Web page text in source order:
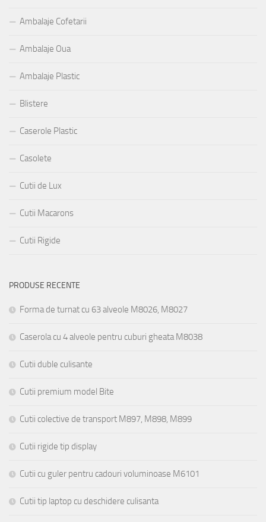
Ambalaje Cofetarii
Ambalaje Oua
Ambalaje Plastic
Blistere
Caserole Plastic
Casolete
Cutii de Lux
Cutii Macarons
Cutii Rigide
PRODUSE RECENTE
Forma de turnat cu 63 alveole M8026, M8027
Caserola cu 4 alveole pentru cuburi gheata M8038
Cutii duble culisante
Cutii premium model Bite
Cutii colective de transport M897, M898, M899
Cutii rigide tip display
Cutii cu guler pentru cadouri voluminoase M6101
Cutii tip laptop cu deschidere culisanta